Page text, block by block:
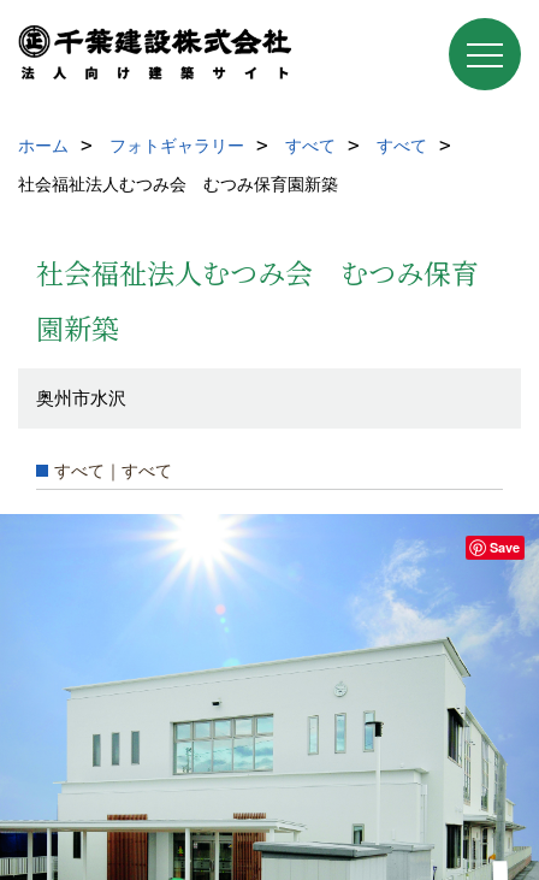
ホーム フォトギャラリー すべて
すべて
社会福祉法人むつみ会 むつみ保育園新築
社会福祉法人むつみ会 むつみ保育
園新築
奥州市水沢
すべて｜すべて
Save